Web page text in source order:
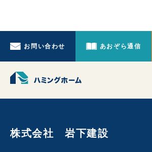
お問い合わせ あおぞら通信
株式会社 岩下建設